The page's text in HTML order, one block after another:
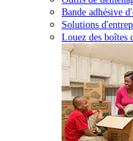
Bande adhésive
Solutions
Louez des boîtes